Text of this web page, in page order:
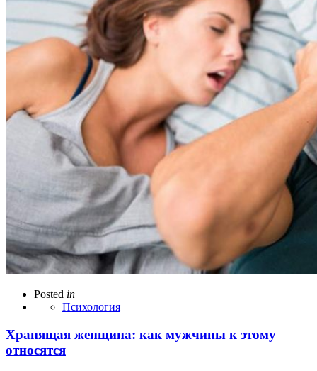
Posted in
Психология
Храпящая женщина: как мужчины к этому
относятся